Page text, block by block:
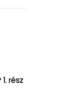
rész